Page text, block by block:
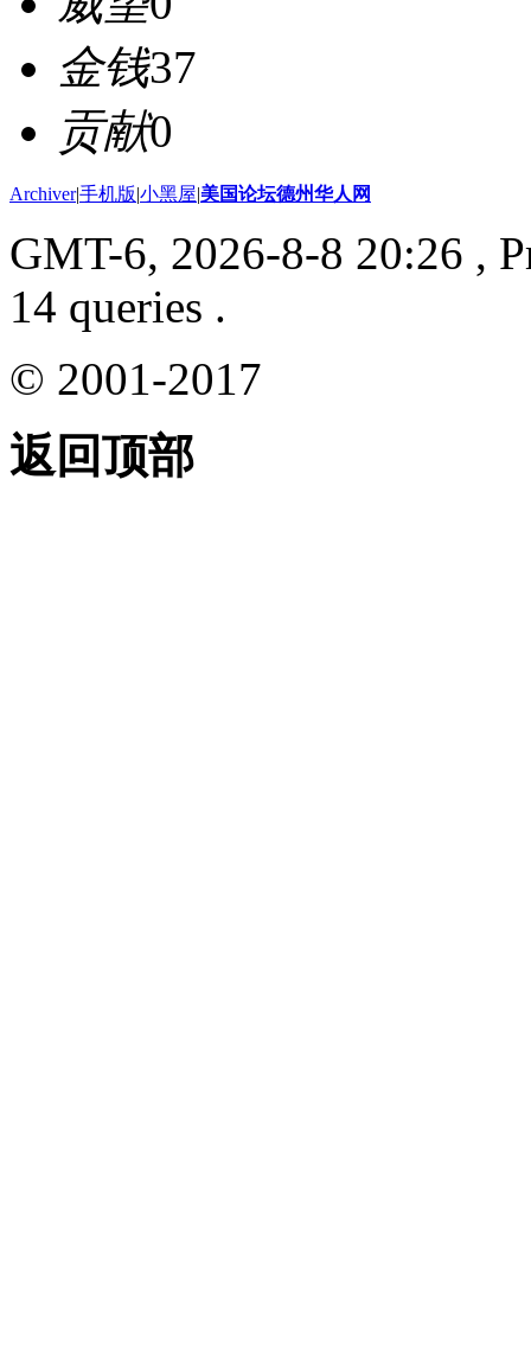
金钱37
贡献0
Archiver|手机版|小黑屋|美国论坛德州华人网
GMT-6, 2026-8-8 20:26 ,
14 queries .
© 2001-2017
返回顶部